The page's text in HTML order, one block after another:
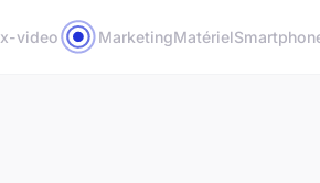
video MarketingMatériel